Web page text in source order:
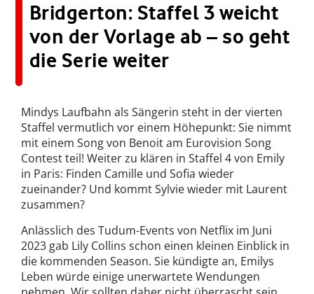
Bridgerton: Staffel 3 weicht
von der Vorlage ab – so geht
die Serie weiter
Mindys Laufbahn als Sängerin steht in der vierten
Staffel vermutlich vor einem Höhepunkt: Sie nimmt
mit einem Song von Benoit am Eurovision Song
Contest teil! Weiter zu klären in Staffel 4 von Emily
in Paris: Finden Camille und Sofia wieder
zueinander? Und kommt Sylvie wieder mit Laurent
zusammen?
Anlässlich des Tudum-Events von Netflix im Juni
2023 gab Lily Collins schon einen kleinen Einblick in
die kommenden Season. Sie kündigte an, Emilys
Leben würde einige unerwartete Wendungen